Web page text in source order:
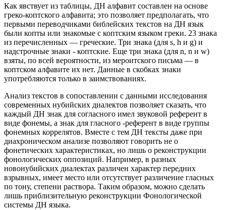
Как явствует из таблицы, ДН алфавит составлен на основе
греко-коптского алфавита; это позволяет предполагать, что
первыми переводчиками библейских текстов на ДН язык
были копты или знакомые с коптским языком греки. 23 знака
из перечисленных — греческие. Три знака (для s, h и g) и
надстрочные знаки - коптские. Еще три знака (для n, n и w)
взяты, по всей вероятности, из мероитского письма — в
коптском алфавите их нет. Данные в скобках знаки
употребляются только в заимствованиях.
Анализ текстов в сопоставлении с данными исследования
современных нубийских диалектов позволяет сказать, что
каждый ДН знак для согласного имел звуковой референт в
виде фонемы, а знак для гласного -референт в виде группы
фонемных коррелятов. Вместе с тем ДН тексты даже при
диахроническом анализе позволяют говорить не о
фонетических характеристиках, но лишь о реконструкции
фонологических оппозиций. Например, в разных
новонубийских диалектах различен характер передних
взрывных, имеет место или отсутствует различение гласных
по тону, степени раствора. Таким образом, можно сделать
лишь приблизительную реконструкции Фонологической
системы ДН языка.